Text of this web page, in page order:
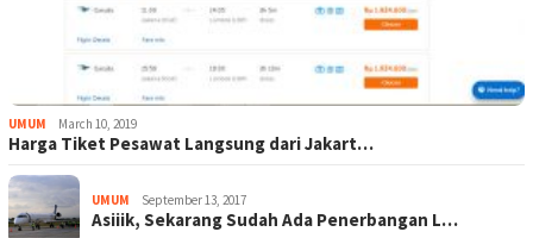
UMUM March 10, 2019
Harga Tiket Pesawat Langsung dari Jakart…
UMUM September 13, 2017
Asiiik, Sekarang Sudah Ada Penerbangan L…